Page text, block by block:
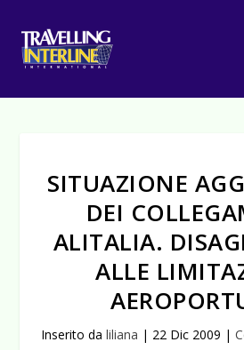
SITUAZIONE
DEI
ALITALIA.
ALLE
Inserito da liliana | 22 Dic 2009 |